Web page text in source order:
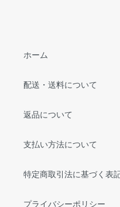
ホーム
配送・送料について
返品について
支払い方法について
特定商取引法に基づく表
プライバシーポリシー